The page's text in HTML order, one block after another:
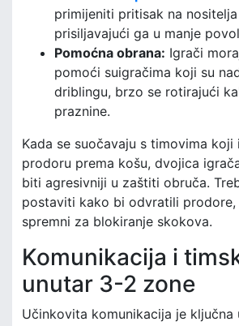
primijeniti pritisak na
prisiljavajući ga u manje
Pomoćna obrana: Igrači
pomoći suigračima koji su
driblingu, brzo se rotirajući
praznine.
Kada se suočavaju s timovima koji
prodoru prema košu, dvojica
biti agresivniji u zaštiti obruča.
postaviti kako bi odvratili
spremni za blokiranje skokova.
Komunikacija i
unutar 3-2 zone
Učinkovita komunikacija je ključna